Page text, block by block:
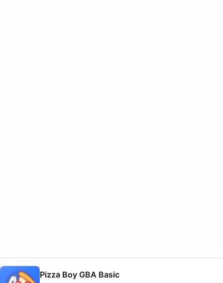
Pizza Boy GBA Basic